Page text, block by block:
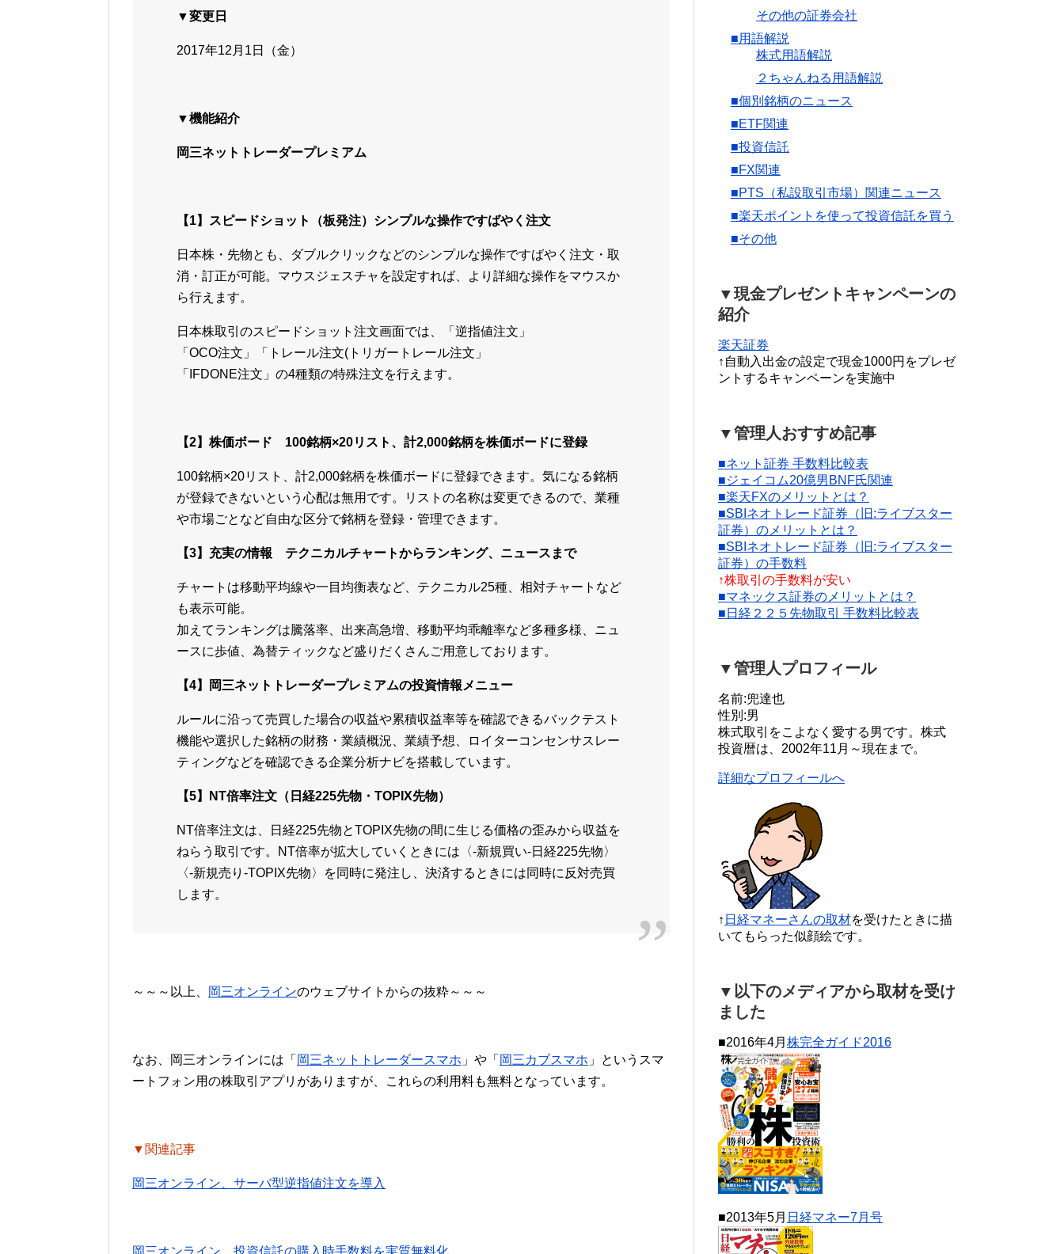
▼変更日
2017年12月1日（金）
▼機能紹介
岡三ネットトレーダープレミアム
【1】スピードショット（板発注）シンプルな操作ですばやく注文
日本株・先物とも、ダブルクリックなどのシンプルな操作ですばやく注文・取
消・訂正が可能。マウスジェスチャを設定すれば、より詳細な操作をマウスか
ら行えます。
日本株取引のスピードショット注文画面では、「逆指値注文」
「OCO注文」「トレール注文(トリガートレール注文」
「IFDONE注文」の4種類の特殊注文を行えます。
【2】株価ボード 100銘柄×20リスト、計2,000銘柄を株価ボードに登録
100銘柄×20リスト、計2,000銘柄を株価ボードに登録できます。気になる銘柄
が登録できないという心配は無用です。リストの名称は変更できるので、業種
や市場ごとなど自由な区分で銘柄を登録・管理できます。
【3】充実の情報 テクニカルチャートからランキング、ニュースまで
チャートは移動平均線や一目均衡表など、テクニカル25種、相対チャートなど
も表示可能。
加えてランキングは騰落率、出来高急増、移動平均乖離率など多種多様、ニュ
ースに歩値、為替ティックなど盛りだくさんご用意しております。
【4】岡三ネットトレーダープレミアムの投資情報メニュー
ルールに沿って売買した場合の収益や累積収益率等を確認できるバックテスト
機能や選択した銘柄の財務・業績概況、業績予想、ロイターコンセンサスレー
ティングなどを確認できる企業分析ナビを搭載しています。
【5】NT倍率注文（日経225先物・TOPIX先物）
NT倍率注文は、日経225先物とTOPIX先物の間に生じる価格の歪みから収益を
ねらう取引です。NT倍率が拡大していくときには〈-新規買い-日経225先物〉
〈-新規売り-TOPIX先物〉を同時に発注し、決済するときには同時に反対売買
します。
～～～以上、 岡三オンラインのウェブサイトからの抜粋～～～
なお、岡三オンラインには「 岡三ネットトレーダースマホ 」や「 岡三カブスマホ 」というスマ
ートフォン用の株取引アプリがありますが、これらの利用料も無料となっています。
▼関連記事
岡三オンライン、サーバ型逆指値注文を導入
岡三オンライン、投資信託の購入時手数料を実質無料化
その他の証券会社
■用語解説
株式用語解説
２ちゃんねる用語解説
■個別銘柄のニュース
■ETF関連
■投資信託
■FX関連
■PTS（私設取引市場）関連ニュース
■楽天ポイントを使って投資信託を買う
■その他
▼現金プレゼントキャンペーンの
紹介
楽天証券
↑自動入出金の設定で現金1000円をプレゼ
ントするキャンペーンを実施中
▼管理人おすすめ記事
■ネット証券 手数料比較表
■ジェイコム20億男BNF氏関連
■楽天FXのメリットとは？
■SBIネオトレード証券（旧:ライブスター
証券）のメリットとは？
■SBIネオトレード証券（旧:ライブスター
証券）の手数料
↑株取引の手数料が安い
■マネックス証券のメリットとは？
■日経２２５先物取引 手数料比較表
▼管理人プロフィール
名前:兜達也
性別:男
株式取引をこよなく愛する男です。株式
投資暦は、2002年11月～現在まで。
詳細なプロフィールへ
↑ 日経マネーさんの取材を受けたときに描
いてもらった似顔絵です。
▼以下のメディアから取材を受け
ました
■2016年4月 株完全ガイド2016
■2013年5月 日経マネー7月号